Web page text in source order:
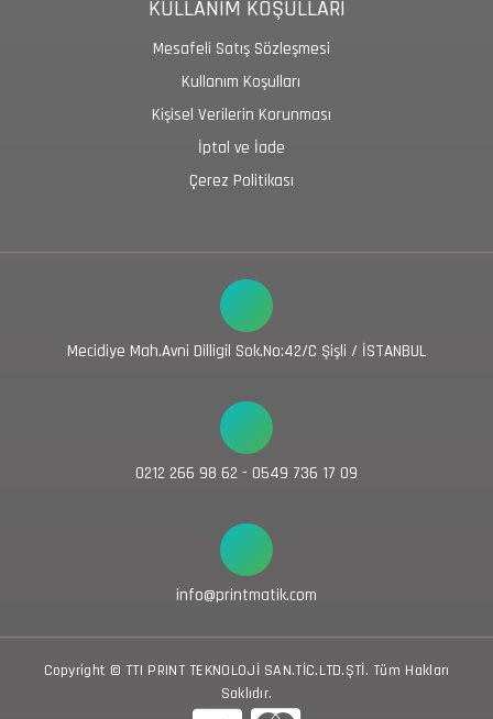
KULLANIM KOŞULLARI
Mesafeli Satış Sözleşmesi
Kullanım Koşulları
Kişisel Verilerin Korunması
İptal ve İade
Çerez Politikası
Mecidiye Mah.Avni Dilligil Sok.No:42/C Şişli / İSTANBUL
0212 266 98 62 - 0549 736 17 09
info@printmatik.com
Copyright © TTI PRINT TEKNOLOJİ SAN.TİC.LTD.ŞTİ. Tüm Hakları
Saklıdır.